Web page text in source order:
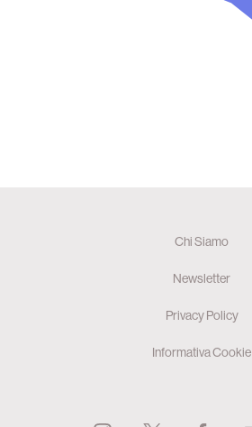
Chi Siamo
Newsletter
Privacy Policy
Informativa Cookie